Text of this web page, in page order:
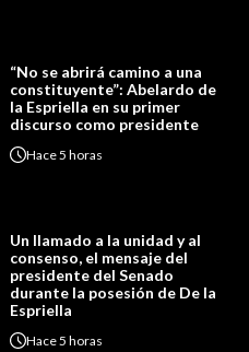
“No se abrirá camino a una
constituyente”: Abelardo de
la Espriella en su primer
discurso como presidente
Hace5 horas
Un llamado a la unidad y al
consenso, el mensaje del
presidente del Senado
durante la posesión de De la
Espriella
Hace5 horas